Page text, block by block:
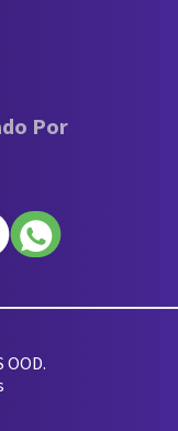
Por
OOD.